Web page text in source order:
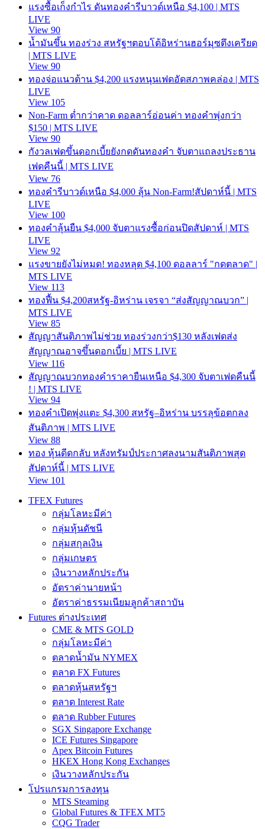
แรงซื้อเก็งกำไร ดันทองคำรีบาวด์เหนือ $4,100 | MTS
LIVE
View 90
น้ำมันขึ้น ทองร่วง สหรัฐฯตอบโต้อิหร่านฮอร์มุซตึงเครียด
| MTS LIVE
View 90
ทองจ่อแนวต้าน $4,200 แรงหนุนเฟดอัดสภาพคล่อง | MTS
LIVE
View 105
Non-Farm ต่ำกว่าคาด ดอลลาร์อ่อนค่า ทองคำพุ่งกว่า
$150 | MTS LIVE
View 90
กังวลเฟดขึ้นดอกเบี้ยยังกดดันทองคำ จับตาแถลงประธาน
เฟดคืนนี้ | MTS LIVE
View 76
ทองคำรีบาวด์เหนือ $4,000 ลุ้น Non-Farm!สัปดาห์นี้ | MTS
LIVE
View 100
ทองคำลุ้นยืน $4,000 จับตาแรงซื้อก่อนปิดสัปดาห์ | MTS
LIVE
View 92
แรงขายยังไม่หมด! ทองหลุด $4,100 ดอลลาร์ "กดตลาด" |
MTS LIVE
View 113
ทองฟื้น $4,200สหรัฐ-อิหร่าน เจรจา “ส่งสัญญาณบวก” |
MTS LIVE
View 85
สัญญาสันติภาพไม่ช่วย ทองร่วงกว่า$130 หลังเฟดส่ง
สัญญาณอาจขึ้นดอกเบี้ย | MTS LIVE
View 116
สัญญาณบวกทองคำราคายืนเหนือ $4,300 จับตาเฟดคืนนี้
! | MTS LIVE
View 94
ทองคำเปิดพุ่งแตะ $4,300 สหรัฐ–อิหร่าน บรรลุข้อตกลง
สันติภาพ | MTS LIVE
View 88
ทอง หุ้นดีดกลับ หลังทรัมป์ประกาศลงนามสันติภาพสุด
สัปดาห์นี้ | MTS LIVE
View 101
TFEX Futures
กลุ่มโลหะมีค่า
กลุ่มหุ้นดัชนี
กลุ่มสกุลเงิน
กลุ่มเกษตร
เงินวางหลักประกัน
อัตราค่านายหน้า
อัตราค่าธรรมเนียมลูกค้าสถาบัน
Futures ต่างประเทศ
CME & MTS GOLD
กลุ่มโลหะมีค่า
ตลาดน้ำมัน NYMEX
ตลาด FX Futures
ตลาดหุ้นสหรัฐฯ
ตลาด Interest Rate
ตลาด Rubber Futures
SGX Singapore Exchange
ICE Futures Singapore
Apex Bitcoin Futures
HKEX Hong Kong Exchanges
เงินวางหลักประกัน
โปรแกรมการลงทุน
MTS Steaming
Global Futures & TFEX MT5
CQG Trader